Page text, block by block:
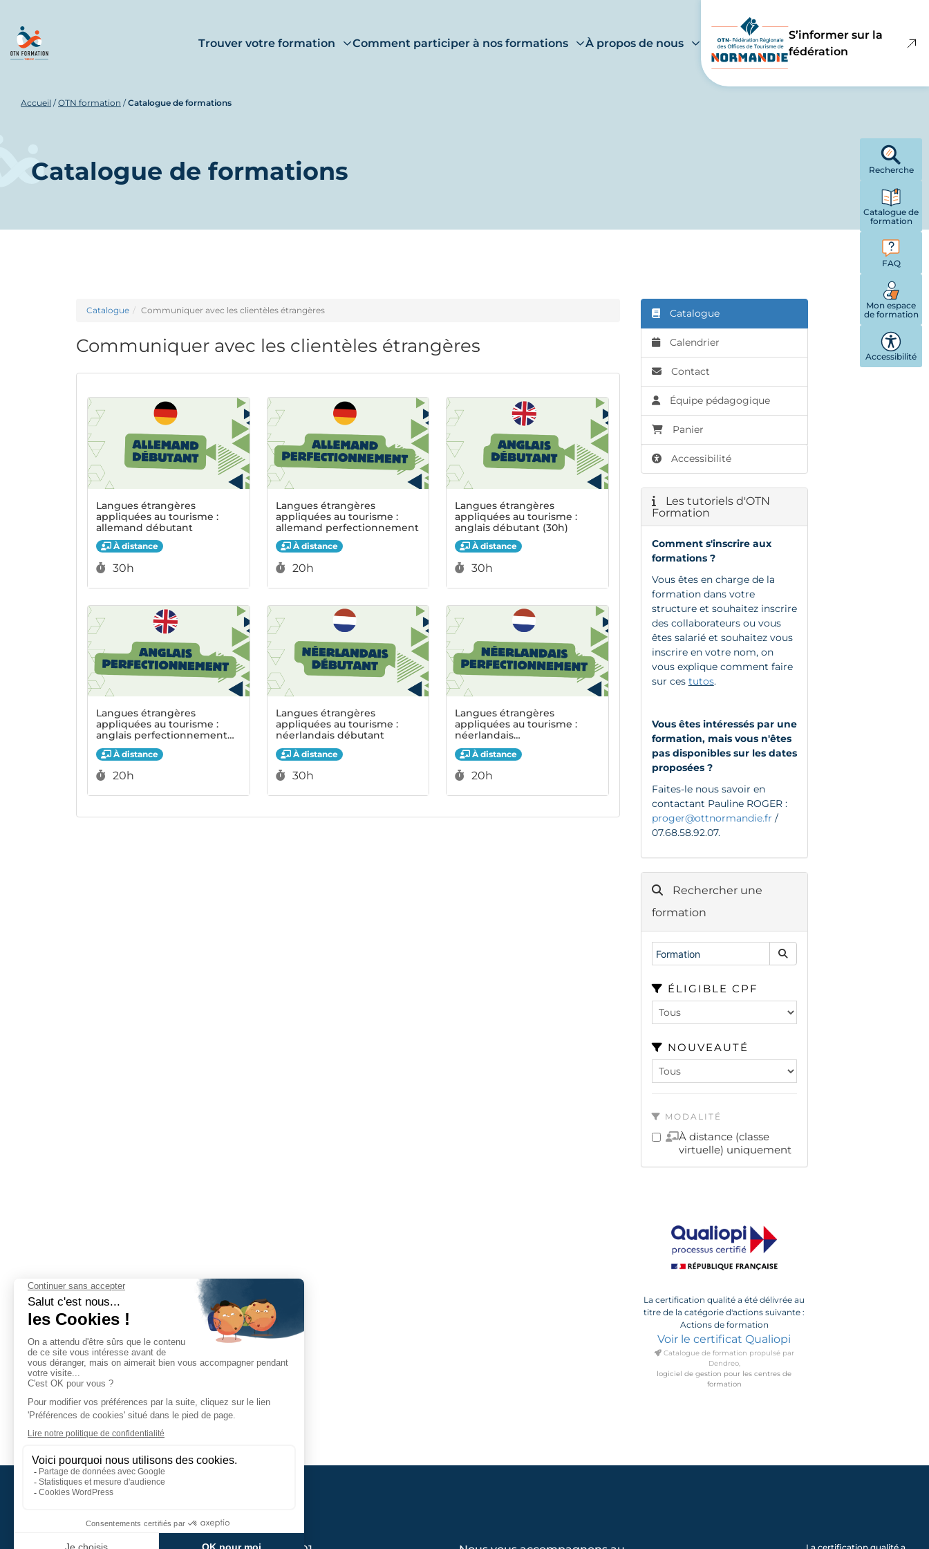
Trouver votre formation Comment participer à nos formations À propos de nous
S’informer sur la
fédération
Accueil /OTN formation /Catalogue de formations
Catalogue de formations
Catalogue Communiquer avec les clientèles étrangères
Communiquer avec les clientèles étrangères
Langues étrangères
appliquées au tourisme :
allemand débutant
À distance
Durée :
30h
Langues étrangères
appliquées au tourisme :
allemand perfectionnement
À distance
Durée :
20h
Langues étrangères
appliquées au tourisme :
anglais débutant (30h)
À distance
Durée :
30h
Langues étrangères
appliquées au tourisme :
anglais perfectionnement
(20h)
À distance
Durée :
20h
Langues étrangères
appliquées au tourisme :
néerlandais débutant
À distance
Durée :
30h
Langues étrangères
appliquées au tourisme :
néerlandais
perfectionnement
À distance
Durée :
20h
Catalogue
Calendrier
Contact
Équipe pédagogique
Panier
Accessibilité
Les tutoriels d'OTN
Formation
Comment s'inscrire aux
formations ?
Vous êtes en charge de la
formation dans votre
structure et souhaitez inscrire
des collaborateurs ou vous
êtes salarié et souhaitez vous
inscrire en votre nom, on
vous explique comment faire
sur ces tutos.
Vous êtes intéressés par une
formation, mais vous n'êtes
pas disponibles sur les dates
proposées ?
Faites-le nous savoir en
contactant Pauline ROGER :
proger@ottnormandie.fr /
07.68.58.92.07.
Rechercher une
formation
ÉLIGIBLE CPF
NOUVEAUTÉ
MODALITÉ
À distance (classe
virtuelle) uniquement
La certification qualité a été délivrée au
titre de la catégorie d'actions suivante :
Actions de formation
Voir le certificat Qualiopi
Catalogue de formation propulsé par
Dendreo,
logiciel de gestion pour les centres de
formation
Recherche
Catalogue de
formation
FAQ
Mon espace
de formation
Accessibilité